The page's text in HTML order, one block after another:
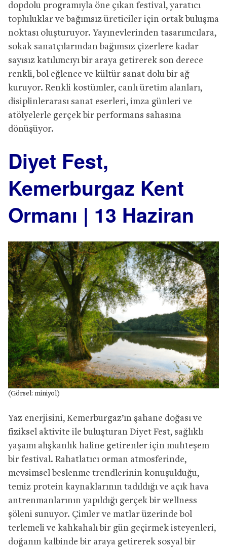
dopdolu programıyla öne çıkan festival, yaratıcı
topluluklar ve bağımsız üreticiler için ortak buluşma
noktası oluşturuyor. Yayınevlerinden tasarımcılara,
sokak sanatçılarından bağımsız çizerlere kadar
sayısız katılımcıyı bir araya getirerek son derece
renkli, bol eğlence ve kültür sanat dolu bir ağ
kuruyor. Renkli kostümler, canlı üretim alanları,
disiplinlerarası sanat eserleri, imza günleri ve
atölyelerle gerçek bir performans sahasına
dönüşüyor.
Diyet Fest,
Kemerburgaz Kent
Ormanı | 13 Haziran
(Görsel: miniyol)
Yaz enerjisini, Kemerburgaz’ın şahane doğası ve
fiziksel aktivite ile buluşturan Diyet Fest, sağlıklı
yaşamı alışkanlık haline getirenler için muhteşem
bir festival. Rahatlatıcı orman atmosferinde,
mevsimsel beslenme trendlerinin konuşulduğu,
temiz protein kaynaklarının tadıldığı ve açık hava
antrenmanlarının yapıldığı gerçek bir wellness
şöleni sunuyor. Çimler ve matlar üzerinde bol
terlemeli ve kahkahalı bir gün geçirmek isteyenleri,
doğanın kalbinde bir araya getirerek sosyal bir